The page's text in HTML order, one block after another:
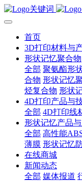
首页
3D打印材料与
形状记忆聚合物
全部 聚氨酯形
合物 形状记忆
烃复合物 形状
4D打印产品与
全部 4D打印线
形状记忆产品与
全部 高性能
薄膜 形状记忆
在线商城
新闻动态
全部 媒体报道